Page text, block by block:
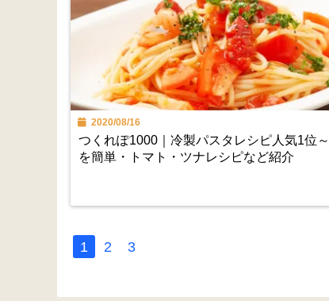
2020/08/16
つくれぽ1000｜冷製パスタレシピ人気1位
を簡単・トマト・ツナレシピなど紹介
1 2 3